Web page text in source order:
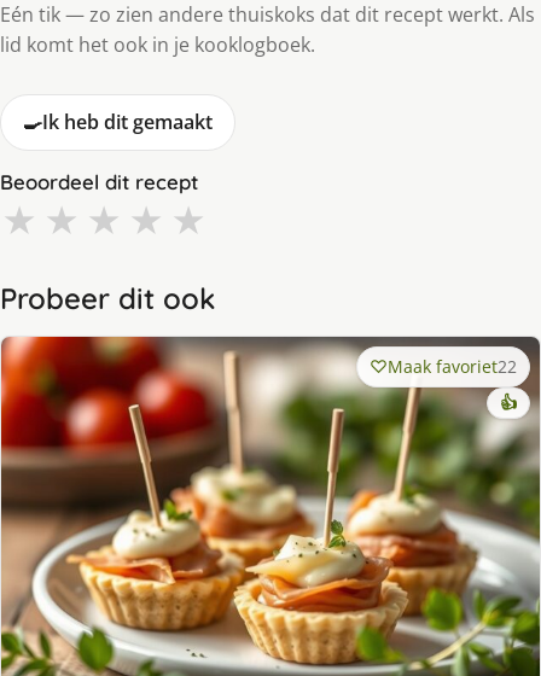
Eén tik — zo zien andere thuiskoks dat dit recept werkt. Als
lid komt het ook in je kooklogboek.
🍳Ik heb dit gemaakt
Beoordeel dit recept
★ ★ ★ ★ ★
Probeer dit ook
Maak favoriet22
👍